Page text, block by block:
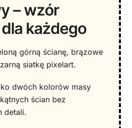
– wzór
każdego
górną ścianę, brązowe
siatkę pixelart.
dwóch kolorów masy
ścian bez
detali.